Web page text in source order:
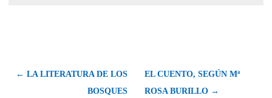
← LA LITERATURA DE LOS
BOSQUES
EL CUENTO, SEGÚN Mª
ROSA BURILLO →